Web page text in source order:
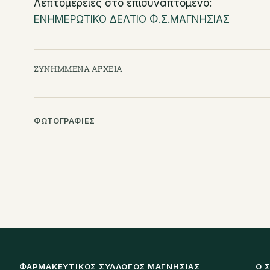
Λεπτομέρειες στο επισυναπτόμενο:
ΕΝΗΜΕΡΩΤΙΚΟ ΔΕΛΤΙΟ Φ.Σ.ΜΑΓΝΗΣΙΑΣ
ΣΥΝΗΜΜΈΝΑ ΑΡΧΕΊΑ
ΦΩΤΟΓΡΑΦΊΕΣ
ΦΑΡΜΑΚΕΥΤΙΚΌΣ ΣΎΛΛΟΓΟΣ ΜΑΓΝΗΣΊΑΣ Ο